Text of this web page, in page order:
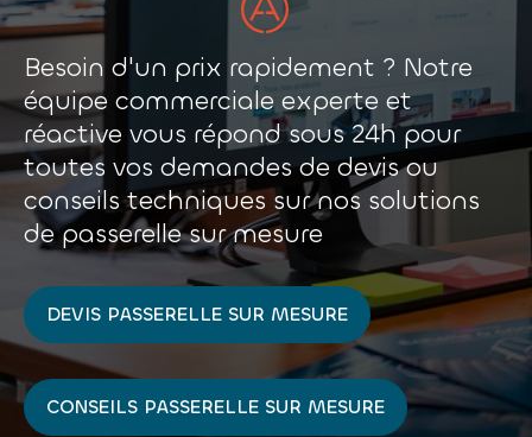
Besoin d'un prix rapidement ? Notre
équipe commerciale experte et
réactive vous répond sous 24h pour
toutes vos demandes de devis ou
conseils techniques sur nos solutions
de passerelle sur mesure
DEVIS PASSERELLE SUR MESURE
CONSEILS PASSERELLE SUR MESURE